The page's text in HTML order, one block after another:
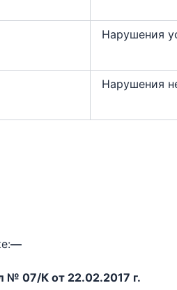
Нарушения
Нарушения
—
№ 07/К от 22.02.2017 г.